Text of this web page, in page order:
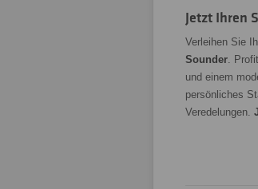
Jetzt Ihren
Verleihen Sie
Sounder.
und einem
persönliches
Veredelungen.